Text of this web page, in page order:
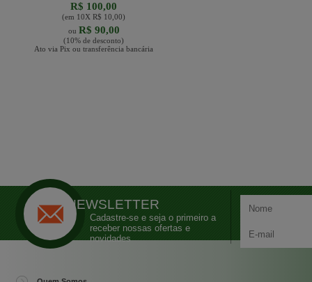
R$ 100,00
(em 10XR$ 10,00)
ou R$ 90,00
(10% de desconto)
Ato via Pix ou transferência bancária
NEWSLETTER
Cadastre-se e seja o primeiro a
receber nossas ofertas e
novidades